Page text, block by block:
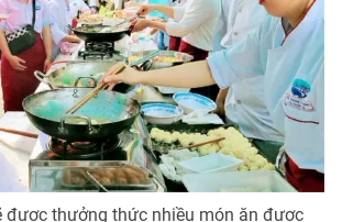
được thưởng thức nhiều món ăn được